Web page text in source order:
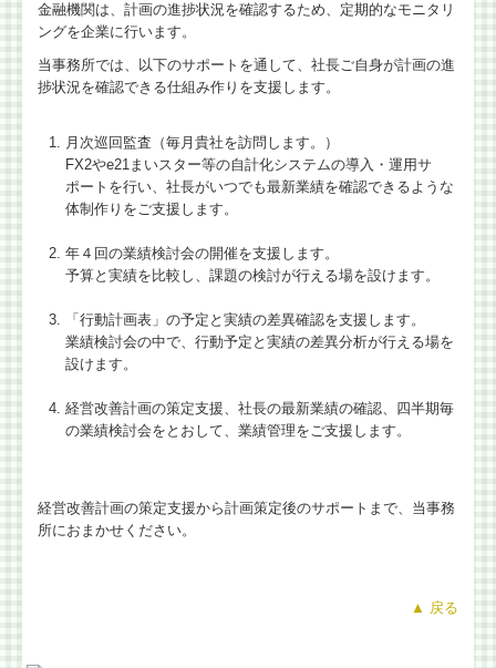
金融機関は、計画の進捗状況を確認するため、定期的なモニタリ
ングを企業に行います。
当事務所では、以下のサポートを通して、社長ご自身が計画の進
捗状況を確認できる仕組み作りを支援します。
月次巡回監査（毎月貴社を訪問します。）
FX2やe21まいスター等の自計化システムの導入・運用サ
ポートを行い、社長がいつでも最新業績を確認できるような
体制作りをご支援します。
年４回の業績検討会の開催を支援します。
予算と実績を比較し、課題の検討が行える場を設けます。
「行動計画表」の予定と実績の差異確認を支援します。
業績検討会の中で、行動予定と実績の差異分析が行える場を
設けます。
経営改善計画の策定支援、社長の最新業績の確認、四半期毎
の業績検討会をとおして、業績管理をご支援します。
経営改善計画の策定支援から計画策定後のサポートまで、当事務
所におまかせください。
▲ 戻る